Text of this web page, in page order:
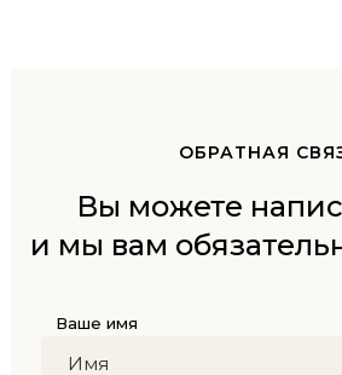
ОБРАТНАЯ
Вы можете
и мы вам
Ваше имя